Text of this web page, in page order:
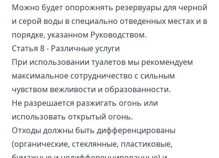
Можно будет опорожнять резервуары для черной
и серой воды в специально отведенных местах и в
порядке, указанном Руководством.
Статья 8 - Различные услуги
При использовании туалетов мы рекомендуем
максимальное сотрудничество с сильным
чувством вежливости и образованности.
Не разрешается разжигать огонь или
использовать открытый огонь.
Отходы должны быть дифференцированы
(органические, стеклянные, пластиковые,